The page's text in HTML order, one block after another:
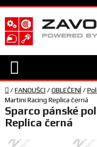
Přejít
na
obsah
TECHNIKA
VYBAVENÍ
Domů
/FANOUŠCI /OBLEČENÍ/
Martini Racing Replica černá
Sparco pánské
Replica černá